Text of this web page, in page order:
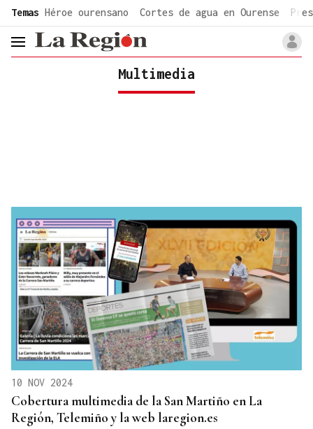
common.go-to-content
Temas Héroe ourensano Cortes de agua en Ourense
header.menu.open
Multimedia
10 NOV 2024
Cobertura multimedia de la San Martiño en La
Región, Telemiño y la web laregion.es